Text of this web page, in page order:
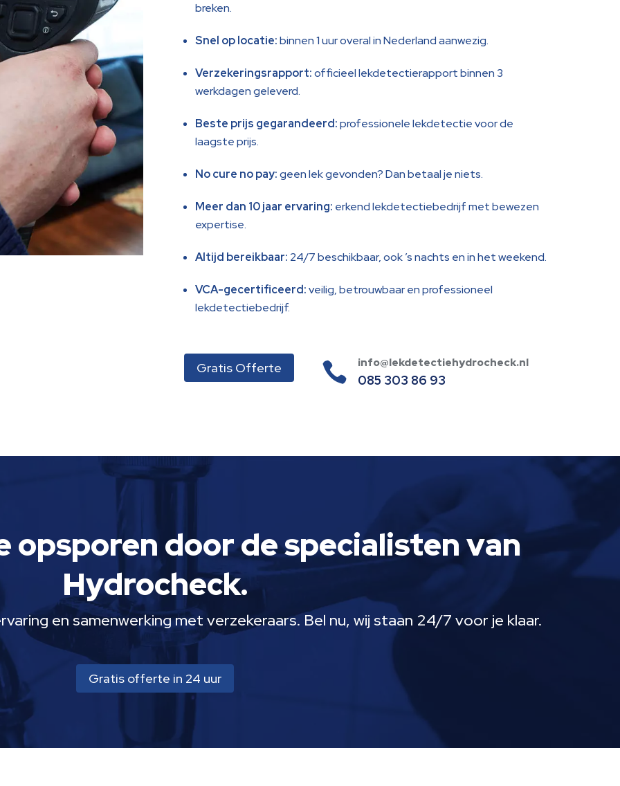
breken.
Snel op locatie:binnen 1 uur overal in Nederland aanwezig.
Verzekeringsrapport:officieel lekdetectierapport binnen 3
werkdagen geleverd.
Beste prijs gegarandeerd:professionele lekdetectie voor de
laagste prijs.
No cure no pay:geen lek gevonden? Dan betaal je niets.
Meer dan 10 jaar ervaring: erkend lekdetectiebedrijf met bewezen
expertise.
Altijd bereikbaar: 24/7 beschikbaar, ook ’s nachts en in het weekend.
VCA-gecertificeerd:veilig, betrouwbaar en professioneel
lekdetectiebedrijf.
Gratis Offerte  info@lekdetectiehydrocheck.nl
085 303 86 93
opsporen door de specialisten van
Hydrocheck.
en samenwerking met verzekeraars. Bel nu, wij staan 24/7 voor je klaar.
Gratis offerte in 24 uur